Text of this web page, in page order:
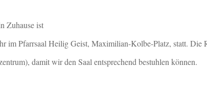
Zuhause ist
Pfarrsaal Heilig Geist, Maximilian-Kolbe-Platz, statt. Die
damit wir den Saal entsprechend bestuhlen können.